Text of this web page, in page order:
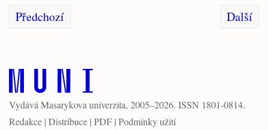
Předchozí Další
Vydává Masarykova univerzita, 2005–2026. ISSN 1801-0814.
Redakce | Distribuce | PDF | Podmínky užití